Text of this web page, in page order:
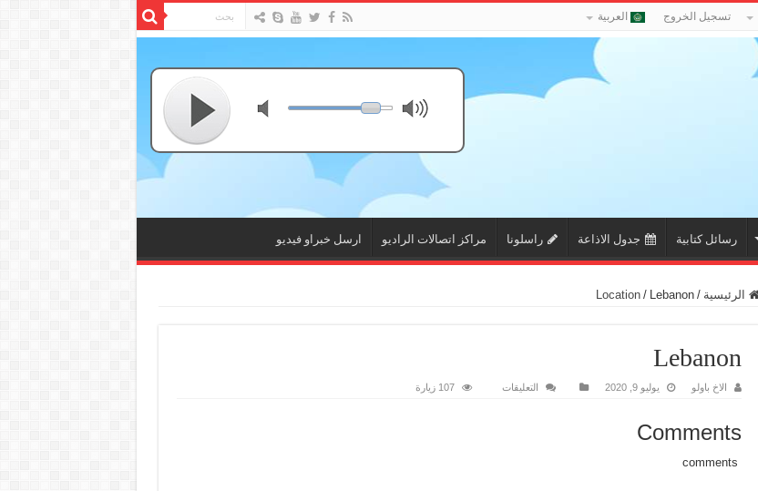
تسجيل الخروج العربية
رسائل كتابية جدول الاذاعة راسلونا مراكز اتصالات الراديو ارسل خبراو فيديو
الرئيسية /
Location / Lebanon
Lebanon
الاخ باولو يوليو 9, 2020 التعليقات 107 زيارة
Comments